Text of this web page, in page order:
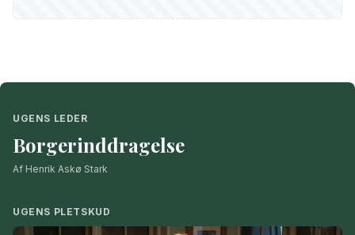
UGENS LEDER
Borgerinddragelse
Af Henrik Askø Stark
UGENS PLETSKUD